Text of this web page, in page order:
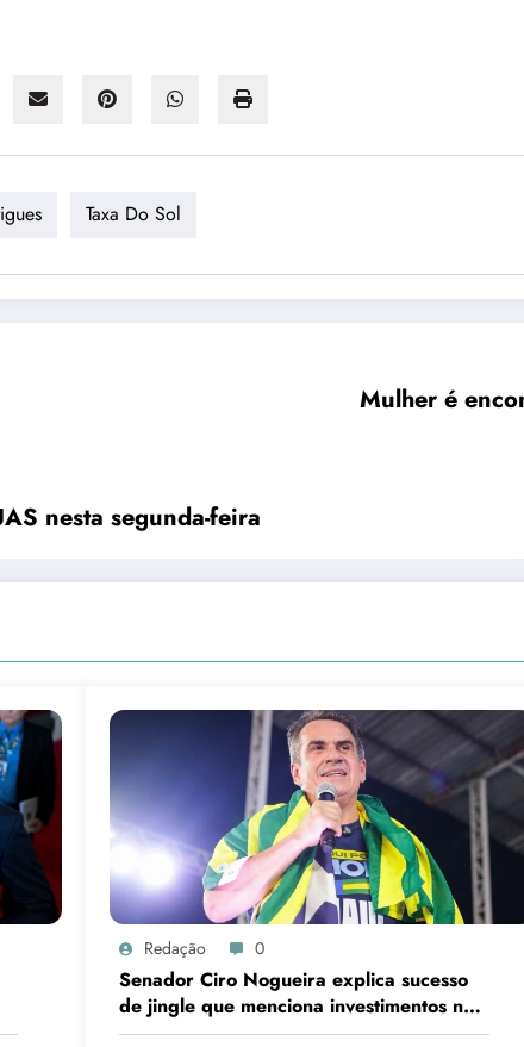
Taxa Do Sol
Mulher é
nesta segunda-feira
Redação 0
Senador Ciro Nogueira explica sucesso
de jingle que menciona investimentos no
Piauí